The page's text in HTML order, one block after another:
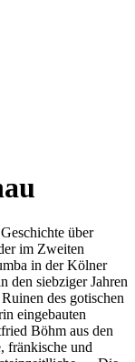
über
im Zweiten
in der Kölner
den siebziger Jahren
des gotischen
eingebauten
Böhm aus den
fränkische und